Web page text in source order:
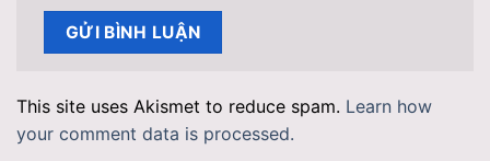
This site uses Akismet to reduce spam. Learn how
your comment data is processed.